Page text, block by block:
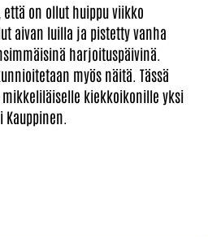
on ollut huippu viikko
aivan luilla ja pistetty vanha
harjoituspäivinä.
myös näitä. Tässä
kiekkoikonille yksi